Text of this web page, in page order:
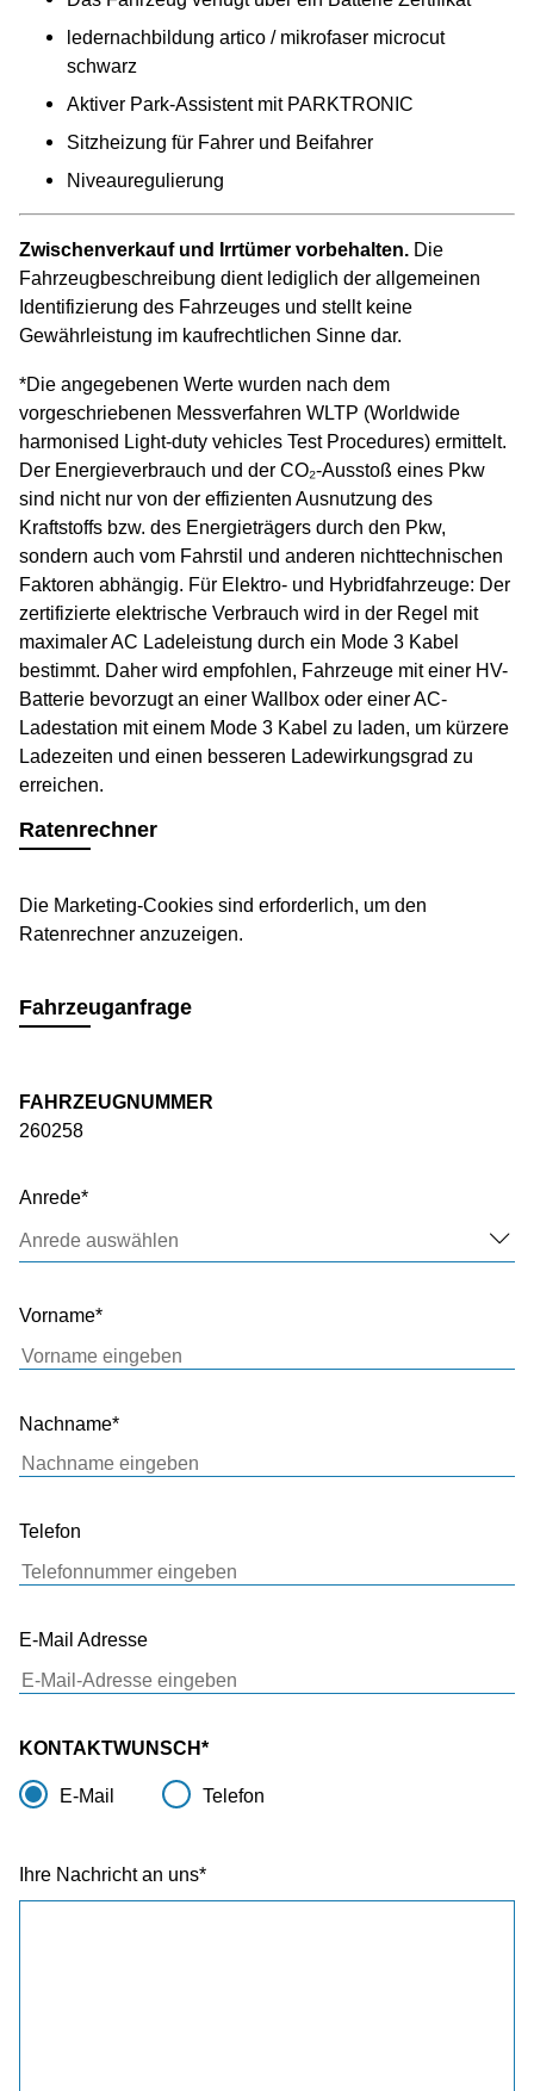
ledernachbildung artico / mikrofaser microcut
schwarz
Aktiver Park-Assistent mit PARKTRONIC
Sitzheizung für Fahrer und Beifahrer
Niveauregulierung
Zwischenverkauf und Irrtümer vorbehalten. Die
Fahrzeugbeschreibung dient lediglich der allgemeinen
Identifizierung des Fahrzeuges und stellt keine
Gewährleistung im kaufrechtlichen Sinne dar.
*Die angegebenen Werte wurden nach dem
vorgeschriebenen Messverfahren WLTP (Worldwide
harmonised Light-duty vehicles Test Procedures) ermittelt.
Der Energieverbrauch und der CO₂-Ausstoß eines Pkw
sind nicht nur von der effizienten Ausnutzung des
Kraftstoffs bzw. des Energieträgers durch den Pkw,
sondern auch vom Fahrstil und anderen nichttechnischen
Faktoren abhängig. Für Elektro- und Hybridfahrzeuge: Der
zertifizierte elektrische Verbrauch wird in der Regel mit
maximaler AC Ladeleistung durch ein Mode 3 Kabel
bestimmt. Daher wird empfohlen, Fahrzeuge mit einer HV-
Batterie bevorzugt an einer Wallbox oder einer AC-
Ladestation mit einem Mode 3 Kabel zu laden, um kürzere
Ladezeiten und einen besseren Ladewirkungsgrad zu
erreichen.
Ratenrechner
Die Marketing-Cookies sind erforderlich, um den
Ratenrechner anzuzeigen.
Fahrzeuganfrage
FAHRZEUGNUMMER
260258
Anrede
Anrede auswählen
Vorname
Nachname
Telefon
E-Mail Adresse
KONTAKTWUNSCH
E-Mail Telefon
Ihre Nachricht an uns